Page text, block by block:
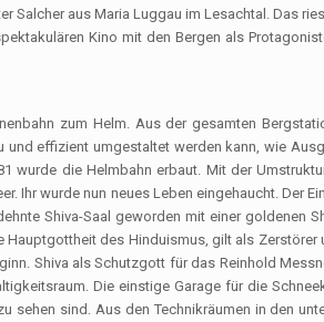
Salcher aus Maria Luggau im Lesachtal. Das
Kino mit den Bergen als
zum Helm. Aus der gesamten
und effizient umgestaltet werden kann, wie
wurde die Helmbahn erbaut. Mit der
Ihr wurde nun neues Leben eingehaucht. Der
Shiva-Saal geworden mit einer goldenen
des Hinduismus, gilt als Zerstörer
Shiva als Schutzgott für das Reinhold
Die einstige Garage für die
sehen sind. Aus den Technikräumen in den